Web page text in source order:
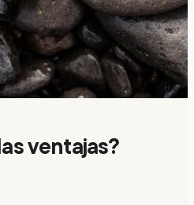
ventajas?